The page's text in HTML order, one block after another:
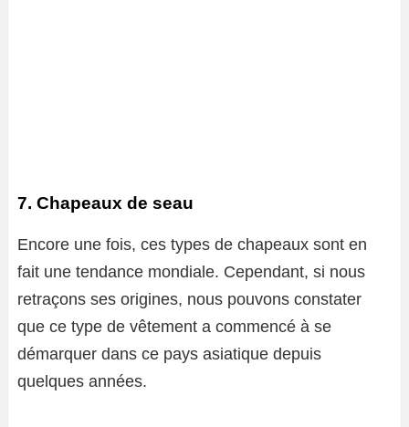
7. Chapeaux de seau
Encore une fois, ces types de chapeaux sont en
fait une tendance mondiale. Cependant, si nous
retraçons ses origines, nous pouvons constater
que ce type de vêtement a commencé à se
démarquer dans ce pays asiatique depuis
quelques années.